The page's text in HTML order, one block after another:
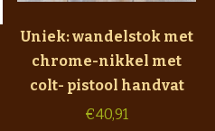
Uniek: wandelstok met
chrome-nikkel met
colt- pistool handvat
€40,91